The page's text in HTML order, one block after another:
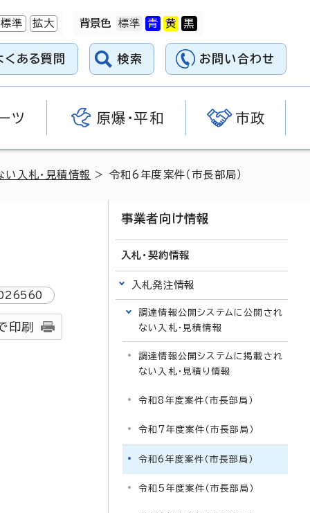
標準 拡大 背景色
くある質問 検索 お問い合わせ
ツ 原爆・平和 市政
入札・見積情報 > 令和6年度案件（市長部局）
印刷
事業者向け情報
入札・契約情報
入札発注情報
調達情報公開システムに公開され
ない入札・見積情報
調達情報公開システムに掲載され
ない入札・見積り情報
令和8年度案件（市長部局）
令和7年度案件（市長部局）
令和6年度案件（市長部局）
令和5年度案件（市長部局）